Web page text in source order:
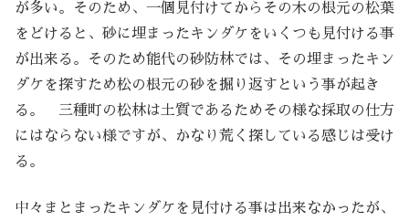
が多い。そのため、一個見付けてからその木の根元の松葉
をどけると、砂に埋まったキンダケをいくつも見付ける事
が出来る。そのため能代の砂防林では、その埋まったキン
ダケを探すため松の根元の砂を掘り返すという事が起き
る。 三種町の松林は土質であるためその様な採取の仕方
にはならない様ですが、かなり荒く探している感じは受け
る。
中々まとまったキンダケを見付ける事は出来なかったが、